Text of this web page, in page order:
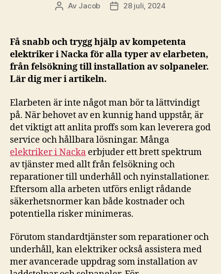
Inläggsförfattare
Av Jacob Inläggsdatum
28 juli, 2024
Få snabb och trygg hjälp av kompetenta
elektriker i Nacka för alla typer av elarbeten,
från felsökning till installation av solpaneler.
Lär dig mer i artikeln.
Elarbeten är inte något man bör ta lättvindigt
på. När behovet av en kunnig hand uppstår, är
det viktigt att anlita proffs som kan leverera god
service och hållbara lösningar. Många
elektriker i Nacka erbjuder ett brett spektrum
av tjänster med allt från felsökning och
reparationer till underhåll och nyinstallationer.
Eftersom alla arbeten utförs enligt rådande
säkerhetsnormer kan både kostnader och
potentiella risker minimeras.
Förutom standardtjänster som reparationer och
underhåll, kan elektriker också assistera med
mer avancerade uppdrag som installation av